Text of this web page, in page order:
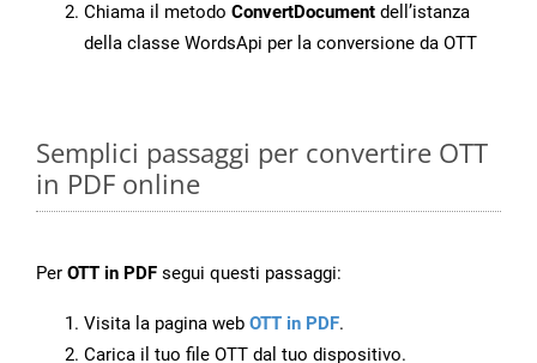
Chiama il metodo ConvertDocument dell’istanza
della classe WordsApi per la conversione da OTT
Semplici passaggi per convertire OTT
in PDF online
Per OTT in PDF segui questi passaggi:
Visita la pagina web OTT in PDF.
Carica il tuo file OTT dal tuo dispositivo.